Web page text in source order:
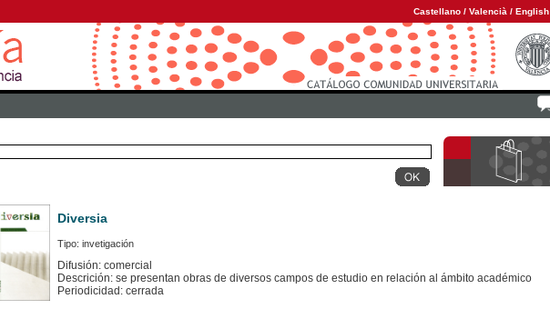
Castellano / Valencià / English
Diversia
Tipo: invetigación
Difusión: comercial
Descrición: se presentan obras de diversos campos de estudio en relación al ámbito académico
Periodicidad: cerrada